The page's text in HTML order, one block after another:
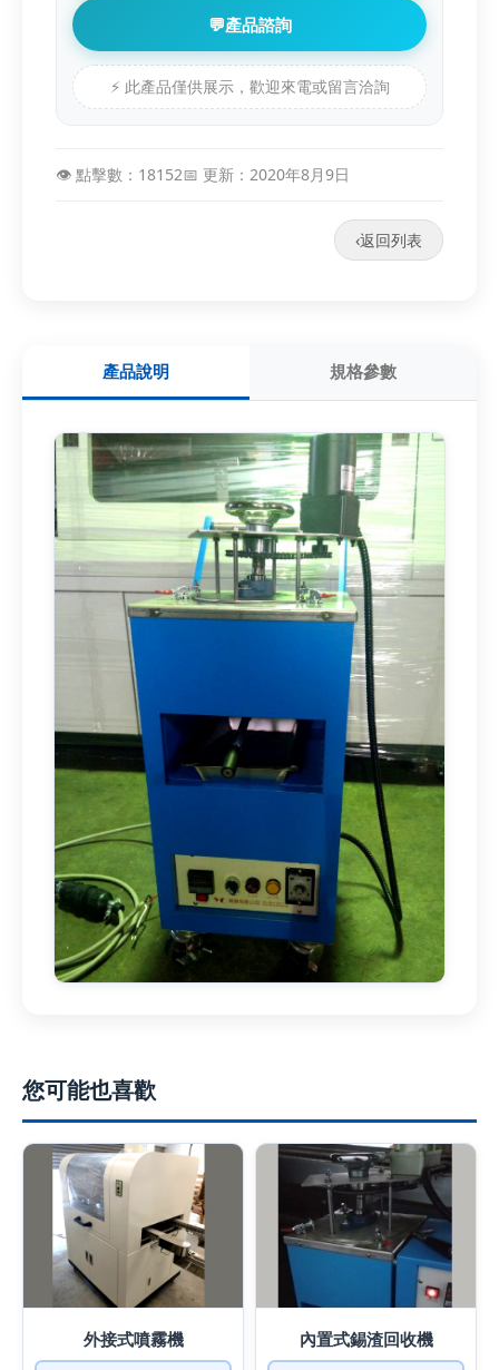
💬產品諮詢
⚡ 此產品僅供展示，歡迎來電或留言洽詢
👁️ 點擊數：18152📅 更新：2020年8月9日
‹返回列表
產品說明 規格參數
您可能也喜歡
外接式噴霧機
內置式錫渣回收機